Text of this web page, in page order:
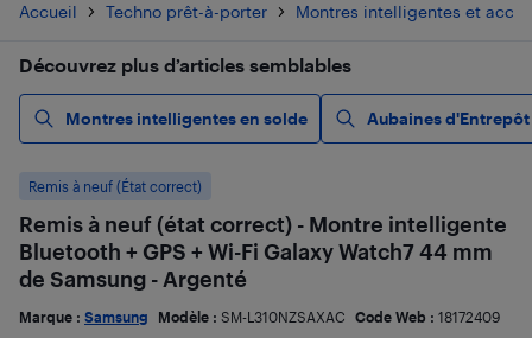
Accueil Techno prêt-à-porter Montres intelligentes et
Découvrez plus d’articles semblables
Montres intelligentes en solde Aubaines d'Entrepôt
Remis à neuf (État correct)
Remis à neuf (état correct) - Montre intelligente
Bluetooth + GPS + Wi-Fi Galaxy Watch7 44 mm
de Samsung - Argenté
Marque : Samsung Modèle : SM-L310NZSAXAC Code Web : 18172409